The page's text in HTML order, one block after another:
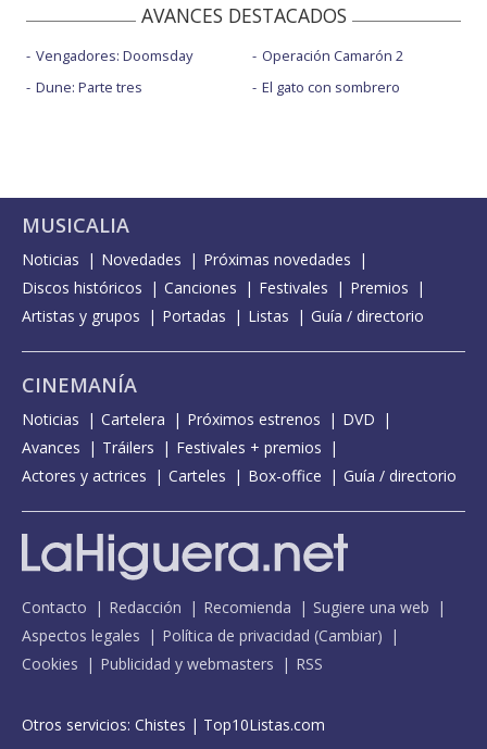
AVANCES DESTACADOS
Vengadores: Doomsday
Dune: Parte tres
Operación Camarón 2
El gato con sombrero
MUSICALIA
Noticias Novedades
Próximas novedades
Discos históricos
Canciones Festivales
Premios
Artistas y grupos
Portadas Listas Guía / directorio
CINEMANÍA
Noticias Cartelera Próximos estrenos
DVD
Avances
Tráilers
Festivales + premios
Actores y actrices
Carteles Box-office Guía / directorio
Contacto Redacción Recomienda
Sugiere una web
Aspectos legales
Política de privacidad (Cambiar)
Cookies
Publicidad y webmasters RSS
Otros servicios: Chistes | Top10Listas.com